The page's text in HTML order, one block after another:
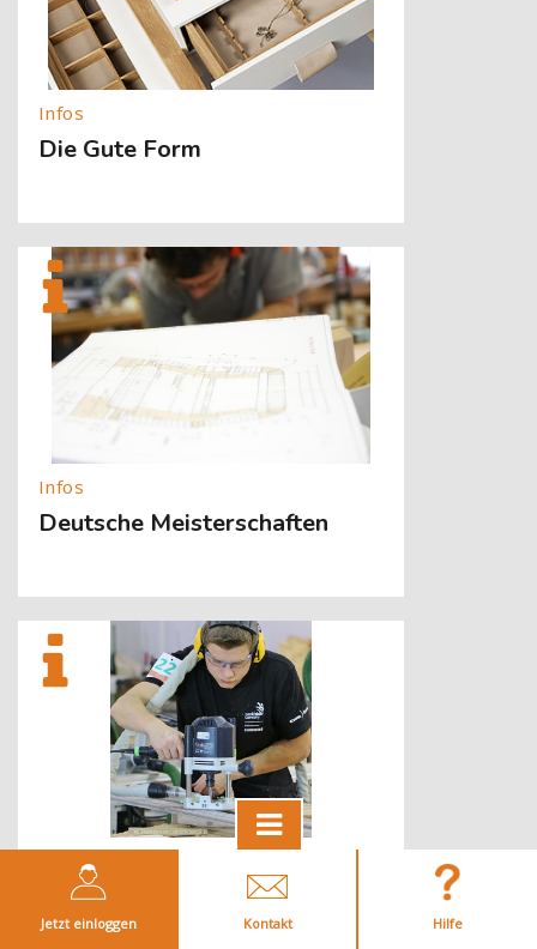
Die Gute Form
[Cocoon] About (Text with Image) überspringen
Deutsche Meisterschaften
[Cocoon] About (Text with Image) überspringen
Weltmeisterschaften
Jetzt einloggen Kontakt Hilfe